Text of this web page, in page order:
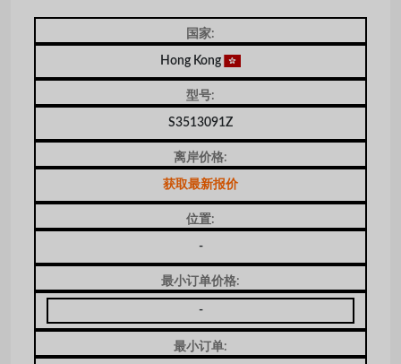
国家:
Hong Kong
型号:
S3513091Z
离岸价格:
获取最新报价
位置:
-
最小订单价格:
-
最小订单: